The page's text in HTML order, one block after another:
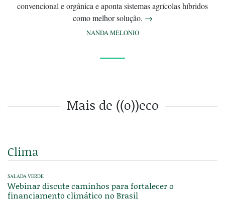
convencional e orgânica e aponta sistemas agrícolas híbridos
como melhor solução. →
NANDA MELONIO
Mais de ((o))eco
Clima
SALADA VERDE
Webinar discute caminhos para fortalecer o
financiamento climático no Brasil